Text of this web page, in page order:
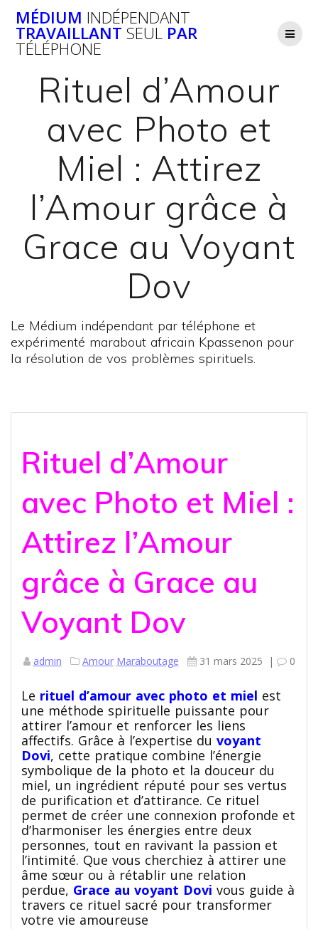
au
contenu
MÉDIUM INDÉPENDANT
TRAVAILLANT SEUL PAR
TÉLÉPHONE
Rituel d’Amour
avec Photo et
Miel : Attirez
l’Amour grâce à
Grace au Voyant
Dov
Le Médium indépendant par téléphone et
expérimenté marabout africain Kpassenon pour
la résolution de vos problèmes spirituels.
Rituel d’Amour
avec Photo et Miel :
Attirez l’Amour
grâce à Grace au
Voyant Dov
admin Amour Maraboutage 31 mars 2025 | 0
Le rituel d’amour avec photo et miel est
une méthode spirituelle puissante pour
attirer l’amour et renforcer les liens
affectifs. Grâce à l’expertise du voyant
Dovi, cette pratique combine l’énergie
symbolique de la photo et la douceur du
miel, un ingrédient réputé pour ses vertus
de purification et d’attirance. Ce rituel
permet de créer une connexion profonde et
d’harmoniser les énergies entre deux
personnes, tout en ravivant la passion et
l’intimité. Que vous cherchiez à attirer une
âme sœur ou à rétablir une relation
perdue, Grace au voyant Dovi vous guide à
travers ce rituel sacré pour transformer
votre vie amoureuse